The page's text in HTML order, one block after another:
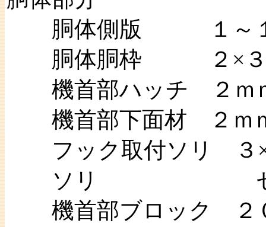
胴体側版 １～１
胴体胴枠 ２×３ｍ
機首部ハッチ ２ｍ
機首部下面材 ２ｍ
フック取付ソリ ３×
ソリ ゼムピ
機首部ブロック ２